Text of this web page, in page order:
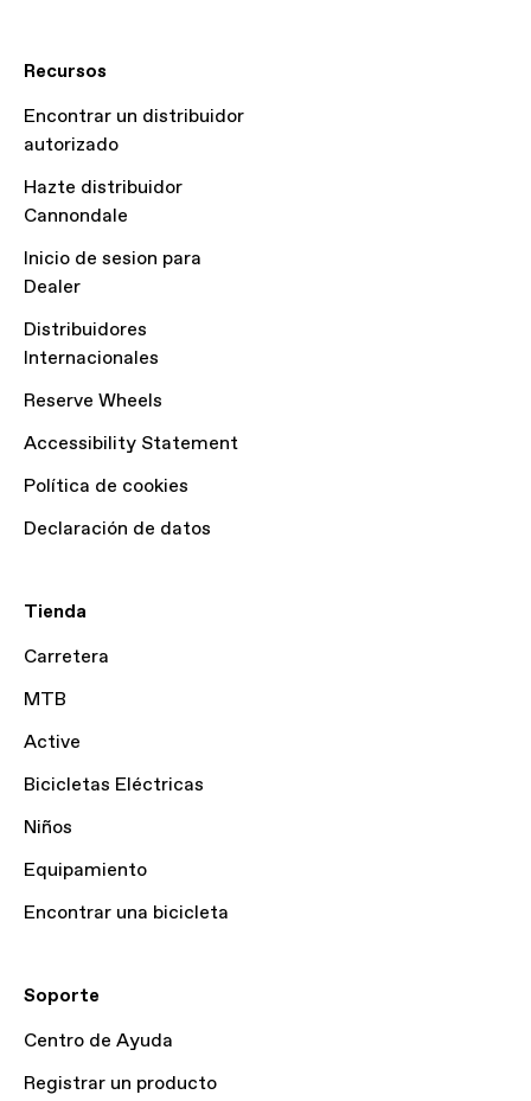
Recursos
Encontrar un distribuidor
autorizado
Hazte distribuidor
Cannondale
Inicio de sesion para
Dealer
Distribuidores
Internacionales
Reserve Wheels
Accessibility Statement
Política de cookies
Declaración de datos
Tienda
Carretera
MTB
Active
Bicicletas Eléctricas
Niños
Equipamiento
Encontrar una bicicleta
Soporte
Centro de Ayuda
Registrar un producto